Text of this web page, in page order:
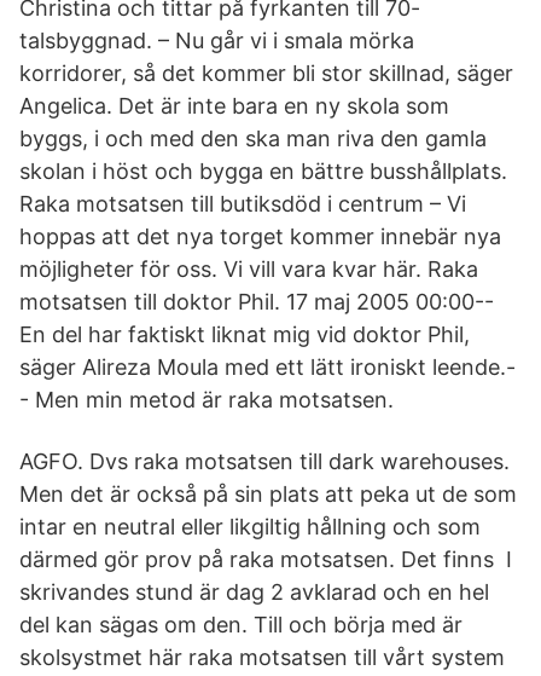
Christina och tittar på fyrkanten till 70-
talsbyggnad. – Nu går vi i smala mörka
korridorer, så det kommer bli stor skillnad, säger
Angelica. Det är inte bara en ny skola som
byggs, i och med den ska man riva den gamla
skolan i höst och bygga en bättre busshållplats.
Raka motsatsen till butiksdöd i centrum – Vi
hoppas att det nya torget kommer innebär nya
möjligheter för oss. Vi vill vara kvar här. Raka
motsatsen till doktor Phil. 17 maj 2005 00:00--
En del har faktiskt liknat mig vid doktor Phil,
säger Alireza Moula med ett lätt ironiskt leende.-
- Men min metod är raka motsatsen.
AGFO. Dvs raka motsatsen till dark warehouses.
Men det är också på sin plats att peka ut de som
intar en neutral eller likgiltig hållning och som
därmed gör prov på raka motsatsen. Det finns I
skrivandes stund är dag 2 avklarad och en hel
del kan sägas om den. Till och börja med är
skolsystmet här raka motsatsen till vårt system